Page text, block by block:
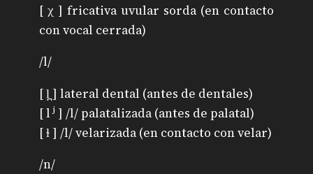
[ χ ] fricativa uvular sorda (en contacto
con vocal cerrada)
/l/
[ l̪ ] lateral dental (antes de dentales)
[ l ʲ ] /l/ palatalizada (antes de palatal)
[ ɫ ] /l/ velarizada (en contacto con velar)
/n/